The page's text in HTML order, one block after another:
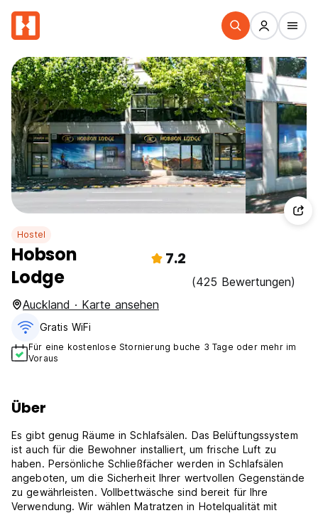
Hostel
Hobson
Lodge
7.2
(425 Bewertungen)
Auckland · Karte ansehen
Gratis WiFi
Für eine kostenlose Stornierung buche 3 Tage oder mehr im
Voraus
Über
Es gibt genug Räume in Schlafsälen. Das Belüftungssystem
ist auch für die Bewohner installiert, um frische Luft zu
haben. Persönliche Schließfächer werden in Schlafsälen
angeboten, um die Sicherheit Ihrer wertvollen Gegenstände
zu gewährleisten. Vollbettwäsche sind bereit für Ihre
Verwendung. Wir wählen Matratzen in Hotelqualität mit